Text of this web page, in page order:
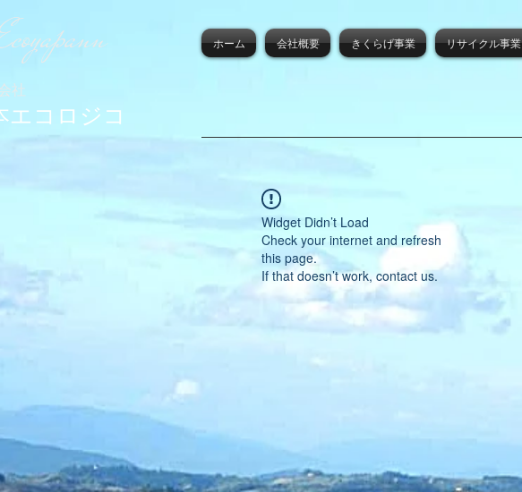
社
エコロジコ
ホーム 会社概要 きくらげ事業 リサイクル事業
Widget Didn’t Load
Check your internet and refresh
this page.
If that doesn’t work, contact us.